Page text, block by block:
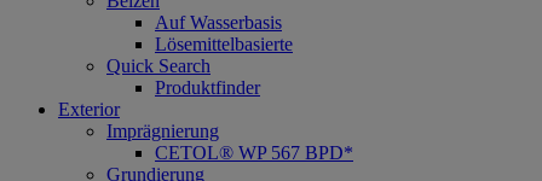
Auf Wasserbasis
Lösemittelbasierte
Quick Search
Produktfinder
Exterior
Imprägnierung
CETOL® WP 567 BPD*
Grundierung